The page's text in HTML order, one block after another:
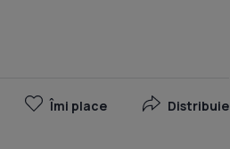
Îmi place Distribuie